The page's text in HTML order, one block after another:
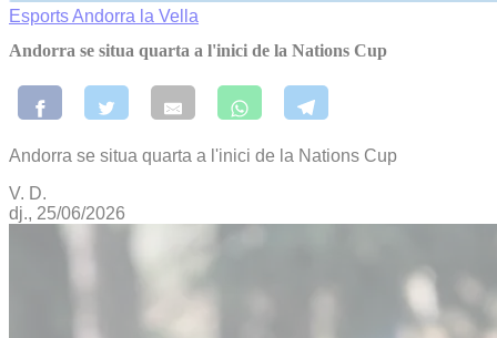
EsportsAndorra la Vella
Andorra se situa quarta a l'inici de la Nations Cup
Andorra se situa quarta a l'inici de la Nations Cup
V. D.
dj., 25/06/2026